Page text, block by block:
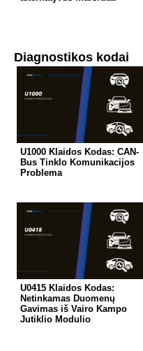
Diagnostikos kodai
U1000 Klaidos Kodas: CAN-
Bus Tinklo Komunikacijos
Problema
U0415 Klaidos Kodas:
Netinkamas Duomenų
Gavimas iš Vairo Kampo
Jutiklio Modulio